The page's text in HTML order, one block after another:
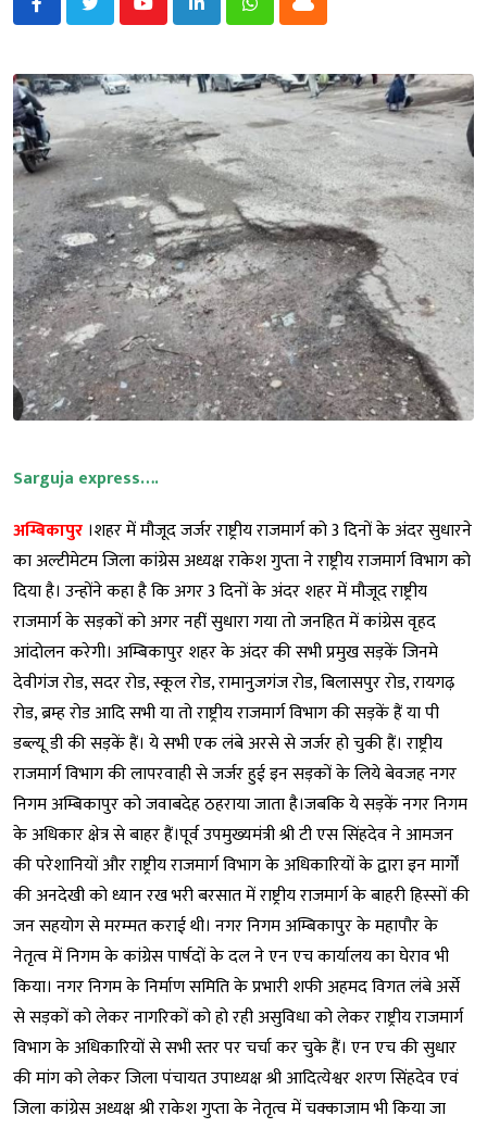
YoutubeLinkedInWhatsappCloud
Sarguja express….
अम्बिकापुर ।शहर में मौजूद जर्जर राष्ट्रीय राजमार्ग को 3 दिनों के अंदर सुधारने
का अल्टीमेटम जिला कांग्रेस अध्यक्ष राकेश गुप्ता ने राष्ट्रीय राजमार्ग विभाग को
दिया है। उन्होंने कहा है कि अगर 3 दिनों के अंदर शहर में मौजूद राष्ट्रीय
राजमार्ग के सड़कों को अगर नहीं सुधारा गया तो जनहित में कांग्रेस वृहद
आंदोलन करेगी। अम्बिकापुर शहर के अंदर की सभी प्रमुख सड़कें जिनमे
देवीगंज रोड, सदर रोड, स्कूल रोड, रामानुजगंज रोड, बिलासपुर रोड, रायगढ़
रोड, ब्रम्ह रोड आदि सभी या तो राष्ट्रीय राजमार्ग विभाग की सड़कें हैं या पी
डब्ल्यू डी की सड़कें हैं। ये सभी एक लंबे अरसे से जर्जर हो चुकी हैं। राष्ट्रीय
राजमार्ग विभाग की लापरवाही से जर्जर हुई इन सड़कों के लिये बेवजह नगर
निगम अम्बिकापुर को जवाबदेह ठहराया जाता है।जबकि ये सड़कें नगर निगम
के अधिकार क्षेत्र से बाहर हैं।पूर्व उपमुख्यमंत्री श्री टी एस सिंहदेव ने आमजन
की परेशानियों और राष्ट्रीय राजमार्ग विभाग के अधिकारियों के द्वारा इन मार्गों
की अनदेखी को ध्यान रख भरी बरसात में राष्ट्रीय राजमार्ग के बाहरी हिस्सों की
जन सहयोग से मरम्मत कराई थी। नगर निगम अम्बिकापुर के महापौर के
नेतृत्व में निगम के कांग्रेस पार्षदों के दल ने एन एच कार्यालय का घेराव भी
किया। नगर निगम के निर्माण समिति के प्रभारी शफी अहमद विगत लंबे अर्से
से सड़कों को लेकर नागरिकों को हो रही असुविधा को लेकर राष्ट्रीय राजमार्ग
विभाग के अधिकारियों से सभी स्तर पर चर्चा कर चुके हैं। एन एच की सुधार
की मांग को लेकर जिला पंचायत उपाध्यक्ष श्री आदित्येश्वर शरण सिंहदेव एवं
जिला कांग्रेस अध्यक्ष श्री राकेश गुप्ता के नेतृत्व में चक्काजाम भी किया जा